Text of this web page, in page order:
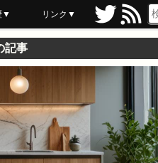
▼
だ
むク
リンク▼
記事